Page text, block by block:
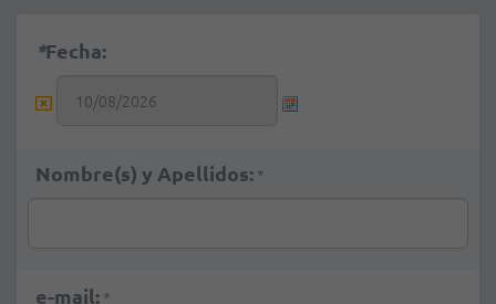
*Fecha:
Nombre(s) y Apellidos: *
e-mail: *